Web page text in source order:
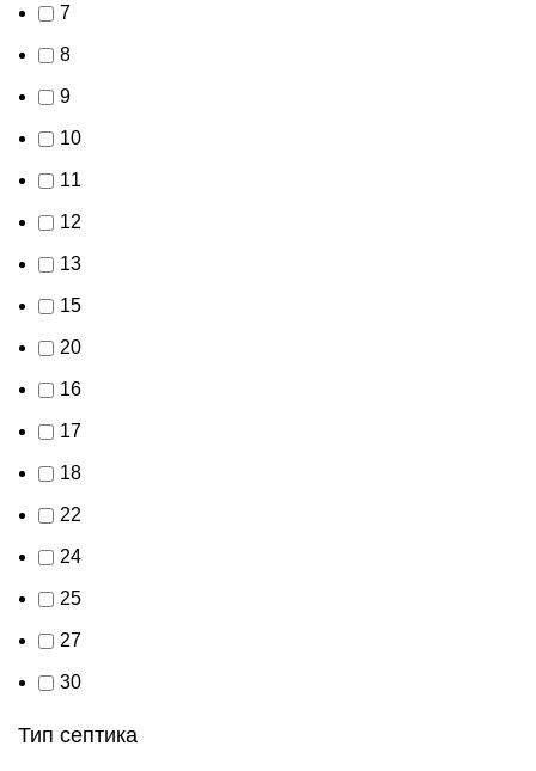
7
8
9
10
11
12
13
15
20
16
17
18
22
24
25
27
30
Тип септика